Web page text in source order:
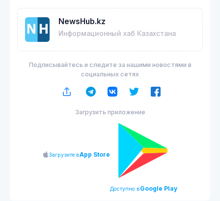
NewsHub.kz
Информационный хаб Казахстана
Подписывайтесь и следите за нашими новостями в
социальных сетях
Загрузить приложение
Загрузите вApp Store
Доступно вGoogle Play